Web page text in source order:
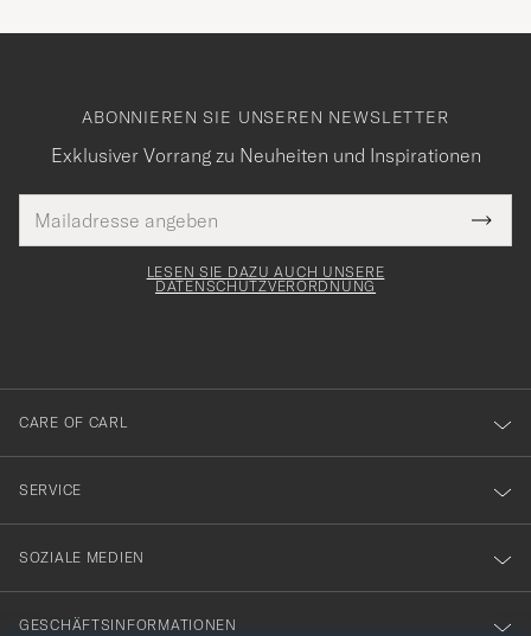
ABONNIEREN SIE UNSEREN NEWSLETTER
Exklusiver Vorrang zu Neuheiten und Inspirationen
Mail
Adresse
Tack
för
dig
till
vårt
nyhetsbrev!
LESEN SIE DAZU AUCH UNSERE
DATENSCHUTZVERORDNUNG
CARE OF CARL
SERVICE
SOZIALE MEDIEN
GESCHÄFTSINFORMATIONEN